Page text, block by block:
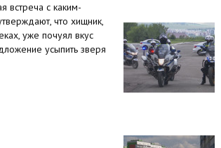
встреча с каким-
что хищник,
уже почуял вкус
усыпить зверя